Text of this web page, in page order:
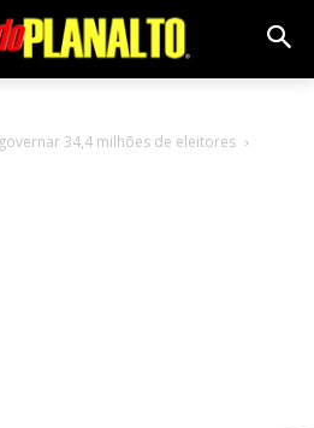
governar 34,4 milhões de eleitores